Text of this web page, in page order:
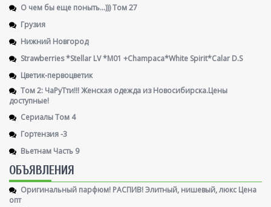
О чем бы еще поныть...))) Том 27
Грузия
Нижний Новгород
Strawberries *Stellar LV *M01 +Champaca*White Spirit*Calar D.S
Цветик-первоцветик
Том 2: ЧаРуТти!!! Женская одежда из Новосибирска.Цены
доступные!
Сериалы Том 4
Гортензия -3
Вьетнам Часть 9
ОБЪЯВЛЕНИЯ
Оригинальный парфюм! РАСПИВ! Элитный, нишевый, люкс Цена
опт